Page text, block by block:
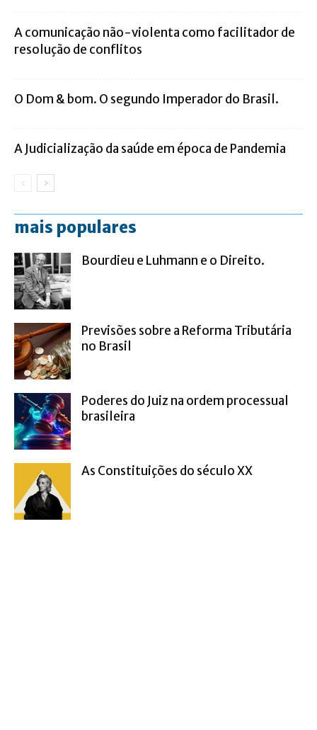
A comunicação não-violenta como facilitador de
resolução de conflitos
O Dom & bom. O segundo Imperador do Brasil.
A Judicialização da saúde em época de Pandemia
mais populares
Bourdieu e Luhmann e o Direito.
Previsões sobre a Reforma Tributária
no Brasil
Poderes do Juiz na ordem processual
brasileira
As Constituições do século XX